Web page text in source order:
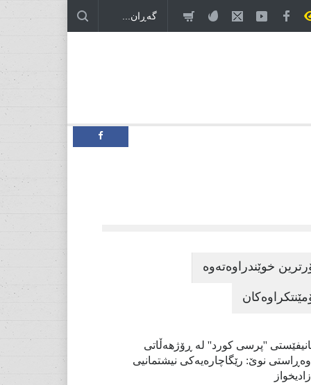
خوێندراوەتەوە
''پرسی کورد'' لە ڕۆژهەڵاتی
نوێ: رێگاچارەیەکی نیشتمانیی